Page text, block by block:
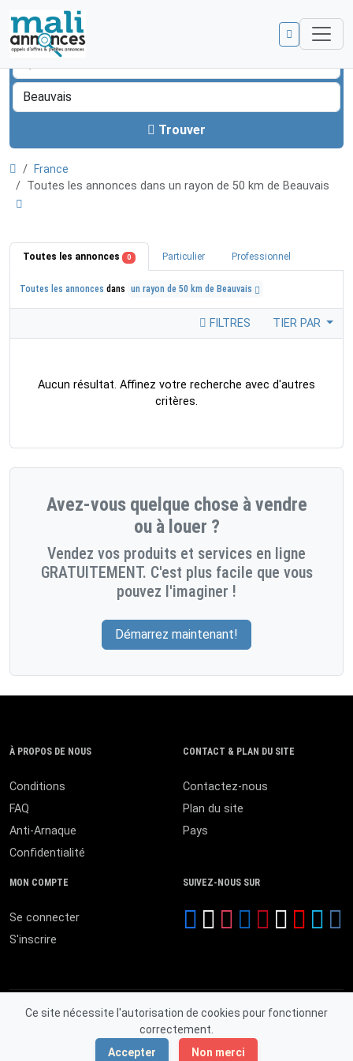
Trouver
France
Toutes les annonces dans un rayon de 50 km de Beauvais
Toutes les annonces 0 Particulier Professionnel
Toutes les annonces dans un rayon de 50 km de Beauvais
FILTRES TIER PAR
Aucun résultat. Affinez votre recherche avec d'autres
critères.
Avez-vous quelque chose à vendre
ou à louer ?
Vendez vos produits et services en ligne
GRATUITEMENT. C'est plus facile que vous
pouvez l'imaginer !
Démarrez maintenant!
Ce site nécessite l'autorisation de cookies pour fonctionner
correctement.
Accepter
Non merci
À PROPOS DE NOUS
Conditions
FAQ
Anti-Arnaque
Confidentialité
CONTACT & PLAN DU SITE
Contactez-nous
Plan du site
Pays
MON COMPTE
Se connecter
S'inscrire
SUIVEZ-NOUS SUR
© 2026 MALI ANNONCES. Tous droits réservés.